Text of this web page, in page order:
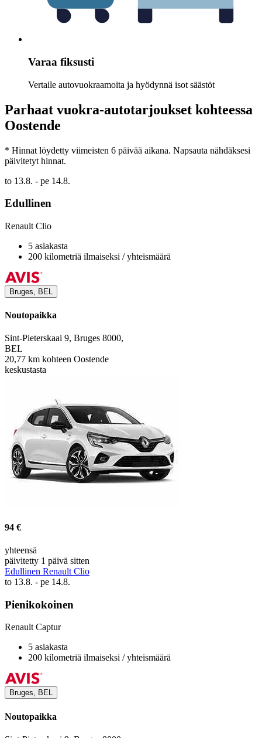
Varaa fiksusti
Vertaile autovuokraamoita ja hyödynnä isot säästöt
Parhaat vuokra-autotarjoukset kohteessa
Oostende
* Hinnat löydetty viimeisten 6 päivää aikana. Napsauta nähdäksesi
päivitetyt hinnat.
to 13.8. - pe 14.8.
Edullinen
Renault Clio
5 asiakasta
200 kilometriä ilmaiseksi / yhteismäärä
Bruges, BEL
Noutopaikka
Sint-Pieterskaai 9, Bruges 8000,
BEL
20,77 km kohteen Oostende
keskustasta
94 €
yhteensä
päivitetty 1 päivä sitten
Edullinen Renault Clio
to 13.8. - pe 14.8.
Pienikokoinen
Renault Captur
5 asiakasta
200 kilometriä ilmaiseksi / yhteismäärä
Bruges, BEL
Noutopaikka